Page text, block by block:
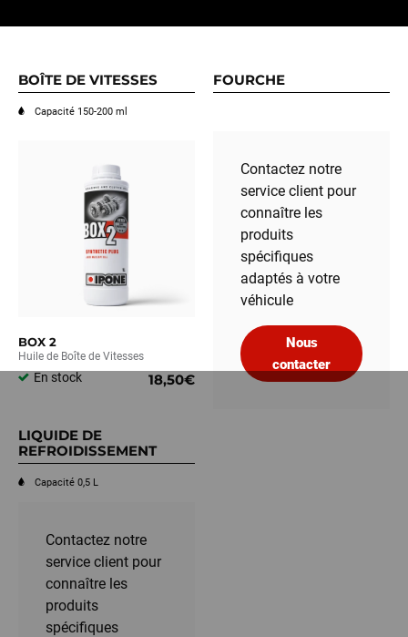
BOÎTE DE VITESSES
Capacité 150-200 ml
BOX 2
Huile de Boîte de Vitesses
En stock 18,50€
FOURCHE
Contactez notre
service client pour
connaître les
produits
spécifiques
adaptés à votre
véhicule
Nous
contacter
LIQUIDE DE
REFROIDISSEMENT
Capacité 0,5 L
Contactez notre
service client pour
connaître les
produits
spécifiques